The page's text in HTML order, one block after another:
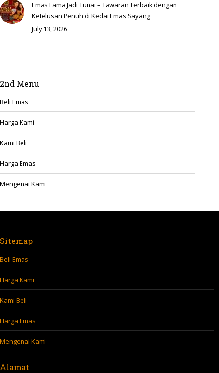
Emas Lama Jadi Tunai – Tawaran Terbaik dengan
Ketelusan Penuh di Kedai Emas Sayang
July 13, 2026
2nd Menu
Beli Emas
Harga Kami
Kami Beli
Harga Emas
Mengenai Kami
Sitemap
Beli Emas
Harga Kami
Kami Beli
Harga Emas
Mengenai Kami
Alamat